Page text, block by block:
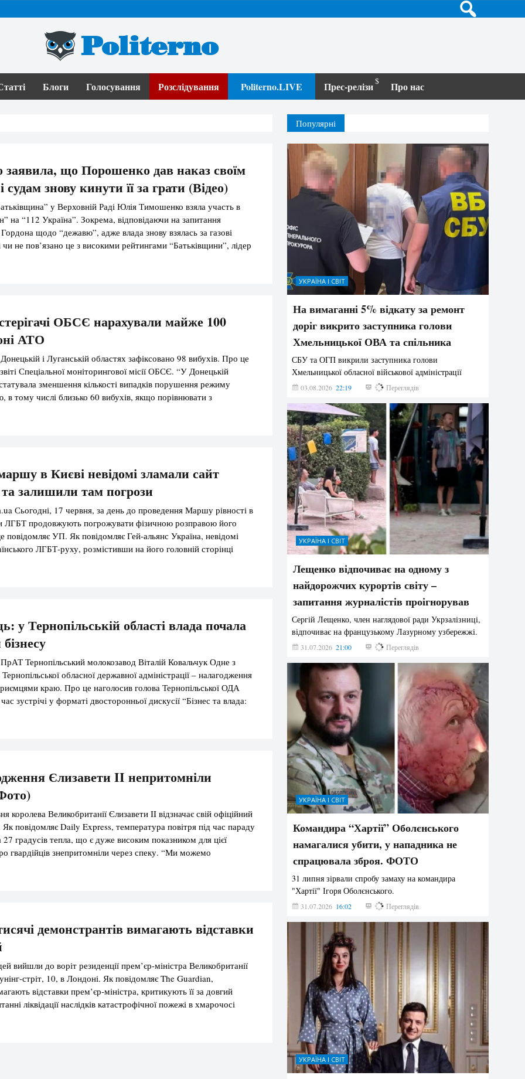
Politerno
Блоги Голосування Розслідування Politerno.LIVE Прес-релізи Про нас
що Порошенко дав наказ своїм
знову кинути її за грати (Відео)
у Верховній Раді Юлія Тимошенко взяла участь в
на “112 Україна”. Зокрема, відповідаючи на запитання
щодо “дежавю”, адже влада знову взялась за газові
не пов’язано це з високими рейтингами “Батьківщини”, лідер
сказала: “Дійсно, злякались хлопці черговий раз”, а вибори в […]
ОБСЄ нарахували майже 100
АТО
і Луганській областях зафіксовано 98 вибухів. Про це
Спеціальної моніторингової місії ОБСЄ. “У Донецькій
зменшення кількості випадків порушення режиму
в тому числі близько 60 вибухів, якщо порівнювати з
періодом (15 червня), коли, серед іншого, було зафіксовано
в Києві невідомі зламали сайт
залишили там погрози
Сьогодні, 17 червня, за день до проведення Маршу рівності в
ЛГБТ продовжують погрожувати фізичною розправою його
УП. Як повідомляє Гей-альянс Україна, невідомі
ЛГБТ-руху, розмістивши на його головній сторінці
розправи над ЛГБТ-активістами. Вони також розмістили
у Тернопільській області влада почала
Тернопільський молокозавод Віталій Ковальчук Одне з
обласної державної адміністрації – налагодження
краю. Про це наголосив голова Тернопільської ОДА
зустрічі у форматі двосторонньої дискусії “Бізнес та влада:
заради розвитку підприємництва та торгівлі”. Про те, що під
Єлизавети II непритомніли
королева Великобританії Єлизавети II відзначає свій офіційний
повідомляє Daily Express, температура повітря під час параду
27 градусів тепла, що є дуже високим показником для цієї
гвардійців знепритомніли через спеку. “Ми можемо
під час параду з нагоди дня народження королеви
демонстрантів вимагають відставки
вийшли до воріт резиденції прем’єр-міністра Великобританії
стріт, 10, в Лондоні. Як повідомляє The Guardian,
відставки прем’єр-міністра, критикують її за довгий
ліквідації наслідків катастрофічної пожежі в хмарочосі
згоріли 70 осіб. Повідомляється, що ставлення
Популярні
УКРАЇНА І СВІТ
На вимаганні 5% відкату за ремонт
доріг викрито заступника голови
Хмельницької ОВА та спільника
СБУ та ОГП викрили заступника голови
Хмельницької обласної військової адміністрації
03.08.2026 22:19 847 Переглядів
УКРАЇНА І СВІТ
Лещенко відпочиває на одному з
найдорожчих курортів світу –
запитання журналістів проігнорував
Сергій Лещенко, член наглядової ради Укрзалізниці,
відпочиває на французькому Лазурному узбережжі.
31.07.2026 21:00 209 Переглядів
УКРАЇНА І СВІТ
Командира “Хартії” Оболєнського
намагалися убити, у нападника не
спрацювала зброя. ФОТО
31 липня зірвали спробу замаху на командира
"Хартії" Ігоря Оболєнського.
31.07.2026 16:02 193 Переглядів
УКРАЇНА І СВІТ